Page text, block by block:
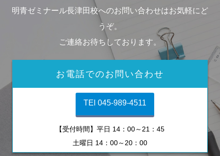
明青ゼミナール長津田校へのお問い合わせはお気軽にど
うぞ。
ご連絡お待ちしております。
お電話でのお問い合わせ
TEl 045-989-4511
【受付時間】平日 14：00～21：45
土曜日 14：00～20：00